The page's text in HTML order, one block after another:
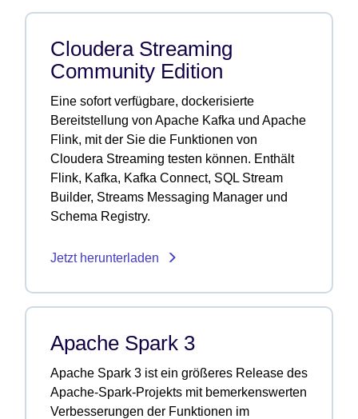
Cloudera Streaming
Community Edition
Eine sofort verfügbare, dockerisierte
Bereitstellung von Apache Kafka und Apache
Flink, mit der Sie die Funktionen von
Cloudera Streaming testen können. Enthält
Flink, Kafka, Kafka Connect, SQL Stream
Builder, Streams Messaging Manager und
Schema Registry.
Jetzt herunterladen
Apache Spark 3
Apache Spark 3 ist ein größeres Release des
Apache-Spark-Projekts mit bemerkenswerten
Verbesserungen der Funktionen im